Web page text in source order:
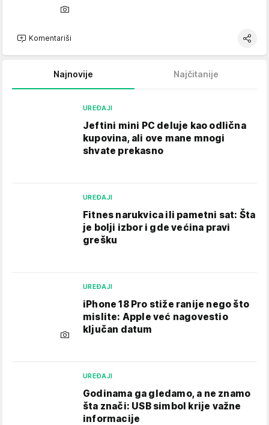
Komentariši
Najnovije Najčitanije
UREĐAJI
Jeftini mini PC deluje kao odlična
kupovina, ali ove mane mnogi
shvate prekasno
UREĐAJI
Fitnes narukvica ili pametni sat: Šta
je bolji izbor i gde većina pravi
grešku
UREĐAJI
iPhone 18 Pro stiže ranije nego što
mislite: Apple već nagovestio
ključan datum
UREĐAJI
Godinama ga gledamo, a ne znamo
šta znači: USB simbol krije važne
informacije